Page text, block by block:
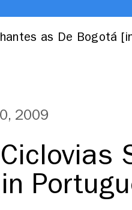
as De Bogotá
2009